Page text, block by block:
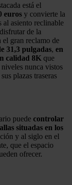
está el
euros y convierte la
al asiento reclinable
de la
el gran reclamo de
31,3 pulgadas, en
calidad 8K que
nunca vistos
plazas traseras
puede controlar
situadas en los
y al siglo en el
que el espacio
ofrecer.